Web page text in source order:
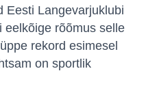
Eesti Langevarjuklubi
eelkõige rõõmus selle
rekord esimesel
on sportlik